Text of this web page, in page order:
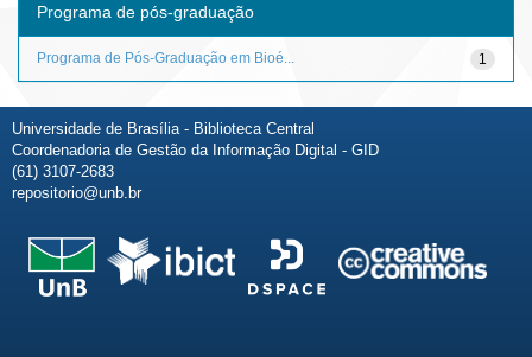
Programa de pós-graduação
1
Programa de Pós-Graduação em Bioé...
Universidade de Brasília - Biblioteca Central
Coordenadoria de Gestão da Informação Digital - GID
(61) 3107-2683
repositorio@unb.br